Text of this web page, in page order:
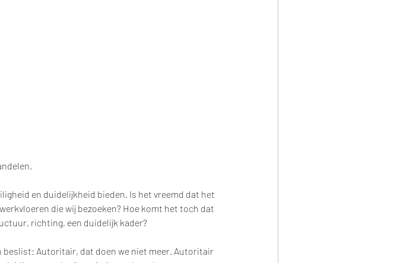
en duidelijkheid bieden. Is het vreemd dat het
die wij bezoeken? Hoe komt het toch dat
richting, een duidelijk kader?
beslist: Autoritair, dat doen we niet meer. Autoritair